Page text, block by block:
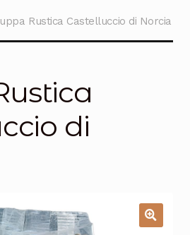
Rustica Castelluccio di Norcia
di